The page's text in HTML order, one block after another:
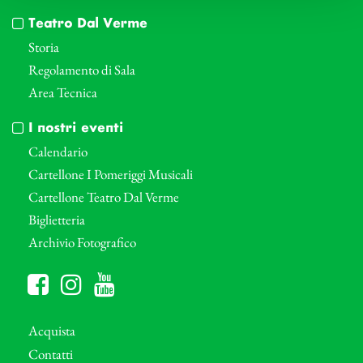
Teatro Dal Verme
Storia
Regolamento di Sala
Area Tecnica
I nostri eventi
Calendario
Cartellone I Pomeriggi Musicali
Cartellone Teatro Dal Verme
Biglietteria
Archivio Fotografico
Acquista
Contatti